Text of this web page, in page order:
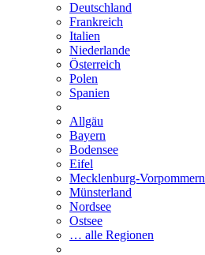
Deutschland
Frankreich
Italien
Niederlande
Österreich
Polen
Spanien
Allgäu
Bayern
Bodensee
Eifel
Mecklenburg-Vorpommern
Münsterland
Nordsee
Ostsee
… alle Regionen